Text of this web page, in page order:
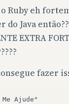
o Ruby eh
do Java
EXTRA
fazer
Ajude"